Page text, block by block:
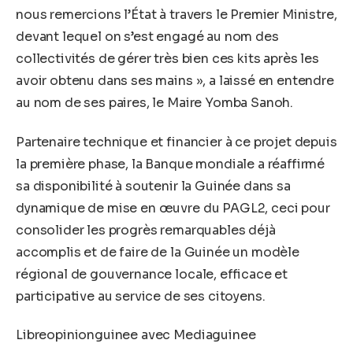
nous remercions l’État à travers le Premier Ministre,
devant lequel on s’est engagé au nom des
collectivités de gérer très bien ces kits après les
avoir obtenu dans ses mains », a laissé en entendre
au nom de ses paires, le Maire Yomba Sanoh.
Partenaire technique et financier à ce projet depuis
la première phase, la Banque mondiale a réaffirmé
sa disponibilité à soutenir la Guinée dans sa
dynamique de mise en œuvre du PAGL2, ceci pour
consolider les progrès remarquables déjà
accomplis et de faire de la Guinée un modèle
régional de gouvernance locale, efficace et
participative au service de ses citoyens.
Libreopinionguinee avec Mediaguinee